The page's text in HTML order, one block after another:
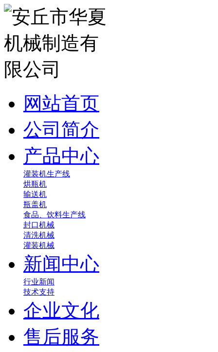
网站首页
公司简介
产品中心
灌装机生产线
烘瓶机
输送机
瓶盖机
食品、饮料生产线
封口机械
清洗机械
灌装机械
新闻中心
行业新闻
技术支持
企业文化
售后服务